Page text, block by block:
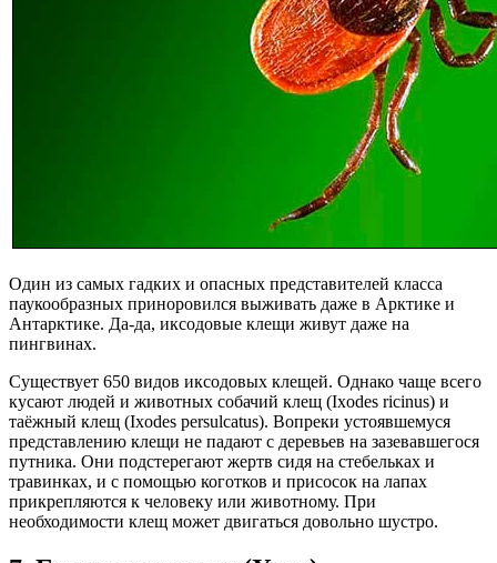
Один из самых гадких и опасных представителей класса
паукообразных приноровился выживать даже в Арктике и
Антарктике. Да-да, иксодовые клещи живут даже на
пингвинах.
Существует 650 видов иксодовых клещей. Однако чаще всего
кусают людей и животных собачий клещ (Ixodes ricinus) и
таёжный клещ (Ixodes persulcatus). Вопреки устоявшемуся
представлению клещи не падают с деревьев на зазевавшегося
путника. Они подстерегают жертв сидя на стебельках и
травинках, и с помощью коготков и присосок на лапах
прикрепляются к человеку или животному. При
необходимости клещ может двигаться довольно шустро.